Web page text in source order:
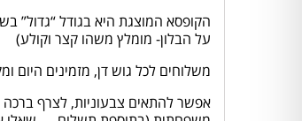
הקופסא המוצגת היא בגודל “גדול”
על הבלון- מומלץ משהו קצר וקולע)
משלוחים לכל גוש דן, מזמינים היום
אפשר להתאים צבעוניות, לצרף ברכה